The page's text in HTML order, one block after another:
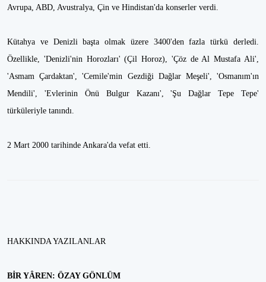
Avrupa, ABD, Avustralya, Çin ve Hindistan'da konserler verdi.
Kütahya ve Denizli başta olmak üzere 3400'den fazla türkü derledi.
Özellikle, 'Denizli'nin Horozları' (Çil Horoz), 'Çöz de Al Mustafa Ali',
'Asmam Çardaktan', 'Cemile'min Gezdiği Dağlar Meşeli', 'Osmanım'ın
Mendili', 'Evlerinin Önü Bulgur Kazanı', 'Şu Dağlar Tepe Tepe'
türküleriyle tanındı.
2 Mart 2000 tarihinde Ankara'da vefat etti.
HAKKINDA YAZILANLAR
BİR YÂREN: ÖZAY GÖNLÜM